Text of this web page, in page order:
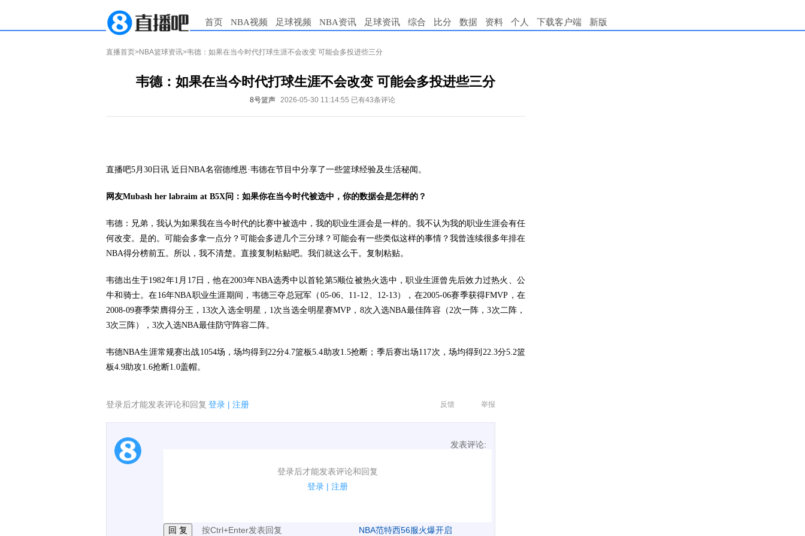
首页 NBA视频 足球视频 NBA资讯 足球资讯 综合 比分 数据 资料 个人 下载客户端 新版
直播首页>NBA篮球资讯>韦德：如果在当今时代打球生涯不会改变 可能会多投进些三分
韦德：如果在当今时代打球生涯不会改变 可能会多投进些三分
8号篮声 2026-05-30 11:14:55 已有43条评论
直播吧5月30日讯 近日NBA名宿德维恩·韦德在节目中分享了一些篮球经验及生活秘闻。
网友Mubash her labraim at B5X问：如果你在当今时代被选中，你的数据会是怎样的？
韦德：兄弟，我认为如果我在当今时代的比赛中被选中，我的职业生涯会是一样的。我不认为我的职业生涯会有任
何改变。是的。可能会多拿一点分？可能会多进几个三分球？可能会有一些类似这样的事情？我曾连续很多年排在
NBA得分榜前五。所以，我不清楚。直接复制粘贴吧。我们就这么干。复制粘贴。
韦德出生于1982年1月17日，他在2003年NBA选秀中以首轮第5顺位被热火选中，职业生涯曾先后效力过热火、公
牛和骑士。在16年NBA职业生涯期间，韦德三夺总冠军（05-06、11-12、12-13），在2005-06赛季获得FMVP，在
2008-09赛季荣膺得分王，13次入选全明星，1次当选全明星赛MVP，8次入选NBA最佳阵容（2次一阵，3次二阵，
3次三阵），3次入选NBA最佳防守阵容二阵。
韦德NBA生涯常规赛出战1054场，场均得到22分4.7篮板5.4助攻1.5抢断；季后赛出场117次，场均得到22.3分5.2篮
板4.9助攻1.6抢断1.0盖帽。
登录后才能发表评论和回复 登录 | 注册 反馈 举报
发表评论:
登录后才能发表评论和回复
登录 | 注册
1.电脑端新用户可以发表评论了！
按Ctrl+Enter发表回复 NBA范特西56服火爆开启